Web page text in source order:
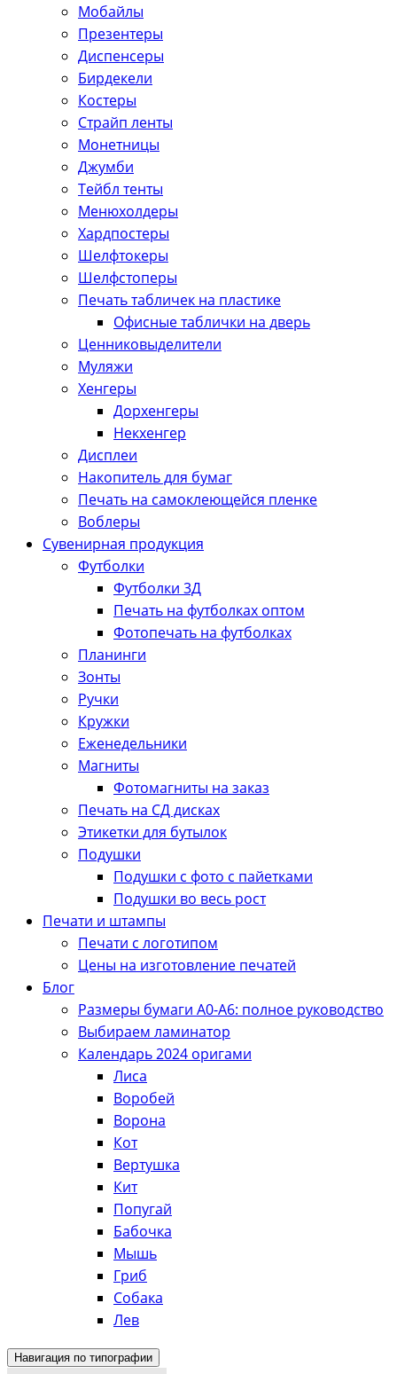
Мобайлы
Презентеры
Диспенсеры
Бирдекели
Костеры
Страйп ленты
Монетницы
Джумби
Тейбл тенты
Менюхолдеры
Хардпостеры
Шелфтокеры
Шелфстоперы
Печать табличек на пластике
Офисные таблички на дверь
Ценниковыделители
Муляжи
Хенгеры
Дорхенгеры
Некхенгер
Дисплеи
Накопитель для бумаг
Печать на самоклеющейся пленке
Воблеры
Сувенирная продукция
Футболки
Футболки 3Д
Печать на футболках оптом
Фотопечать на футболках
Планинги
Зонты
Ручки
Кружки
Еженедельники
Магниты
Фотомагниты на заказ
Печать на СД дисках
Этикетки для бутылок
Подушки
Подушки с фото с пайетками
Подушки во весь рост
Печати и штампы
Печати с логотипом
Цены на изготовление печатей
Блог
Размеры бумаги А0-А6: полное руководство
Выбираем ламинатор
Календарь 2024 оригами
Лиса
Воробей
Ворона
Кот
Вертушка
Кит
Попугай
Бабочка
Мышь
Гриб
Собака
Лев
Навигация по типографии